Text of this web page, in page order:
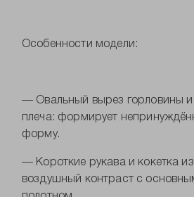
Особенности модели:
— Овальный вырез горловины
плеча: формирует
форму.
— Короткие рукава и кокетка
воздушный контраст с